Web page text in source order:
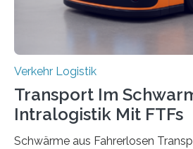
Verkehr Logistik
Transport Im
Intralogistik Mit FTFs
Schwärme aus Fahrerlosen